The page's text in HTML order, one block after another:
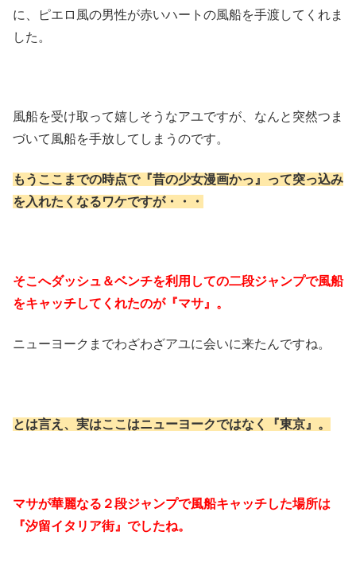
に、ピエロ風の男性が赤いハートの風船を手渡してくれま
した。
風船を受け取って嬉しそうなアユですが、なんと突然つま
づいて風船を手放してしまうのです。
もうここまでの時点で『昔の少女漫画かっ』って突っ込み
を入れたくなるワケですが・・・
そこへダッシュ＆ベンチを利用しての二段ジャンプで風船
をキャッチしてくれたのが『マサ』。
ニューヨークまでわざわざアユに会いに来たんですね。
とは言え、実はここはニューヨークではなく『東京』。
マサが華麗なる２段ジャンプで風船キャッチした場所は
『汐留イタリア街』でしたね。